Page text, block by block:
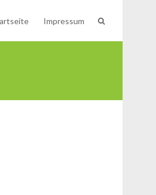
Impressum